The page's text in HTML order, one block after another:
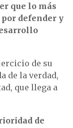
que lo más
defender y
de su
de la verdad,
que llega a
de